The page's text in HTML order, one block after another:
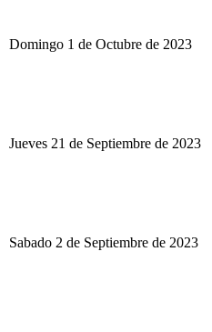
Domingo 1 de Octubre de 2023
Jueves 21 de Septiembre de 2023
Sabado 2 de Septiembre de 2023